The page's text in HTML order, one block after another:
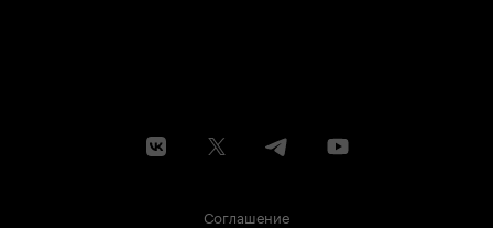
Соглашение